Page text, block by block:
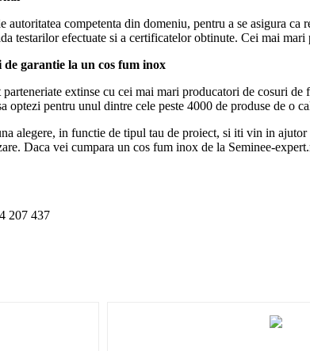
autoritatea competenta din domeniu, pentru a se asigura
testarilor efectuate si a certificatelor obtinute. Cei mai
garantie la un cos fum inox
extinse cu cei mai mari producatori de cosuri
optezi pentru unul dintre cele peste 4000 de produse de o
alegere, in functie de tipul tau de proiect, si iti vin in
Daca vei cumpara un cos fum inox de la Seminee-
207 437